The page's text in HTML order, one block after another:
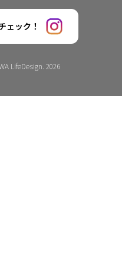
ェック！
LifeDesign. 2026